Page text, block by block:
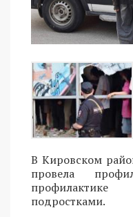
В Кировском
провела
подростками.